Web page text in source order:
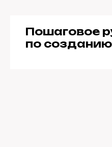
Пошаговое
по